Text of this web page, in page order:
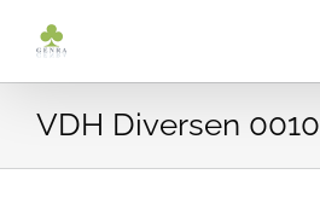
inhoud
VDH Diversen 0010